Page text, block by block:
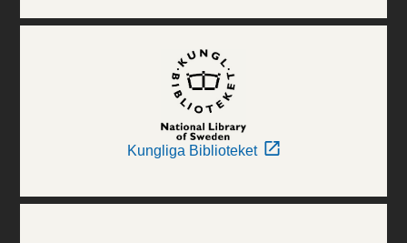
Kungliga Biblioteket